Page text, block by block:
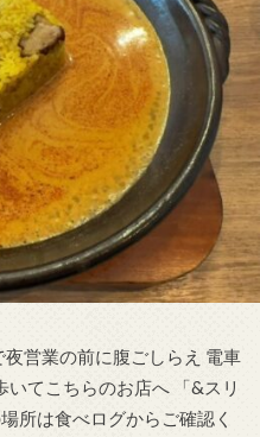
営業の前に腹ごしらえ 電車
てこちらのお店へ 「&スリ
所は食べログからご確認く